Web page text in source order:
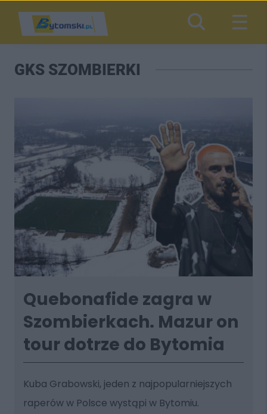
GKS SZOMBIERKI
Quebonafide zagra w
Szombierkach. Mazur on
tour dotrze do Bytomia
Kuba Grabowski, jeden z najpopularniejszych
raperów w Polsce wystąpi w Bytomiu.